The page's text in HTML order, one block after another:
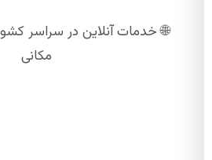
🌐 خدمات آنلاین در سراسر
مکانی